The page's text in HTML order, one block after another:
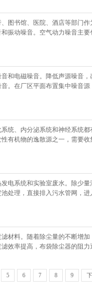
图书馆、医院、酒店等部门
振动噪音。空气动力噪音主
和电磁噪音。降低声源噪音
。在厂区平面布置集中噪音
统、内分泌系统和神经系统
有机物的逸散源之一，需要
电系统和实验室废水。除少
处理，直接排入污水管网，
材料。随着除尘量的不断增
效率提高，布袋除尘器的阻
5 6 7 8 9